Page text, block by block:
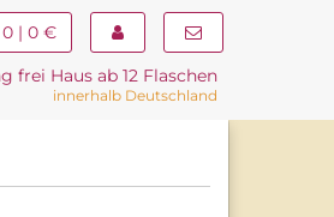
0 | 0 €
frei Haus ab 12 Flaschen
innerhalb Deutschland